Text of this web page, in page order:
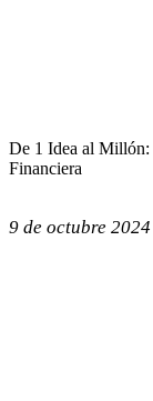
De 1 Idea al Millón:
Financiera
9 de octubre 2024